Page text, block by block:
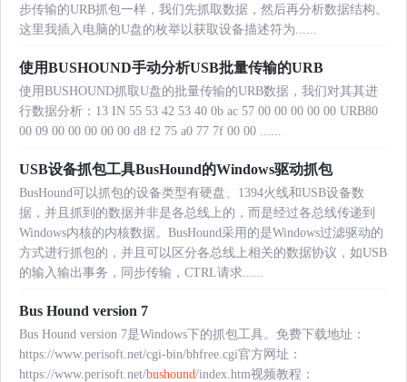
步传输的URB抓包一样，我们先抓取数据，然后再分析数据结构。
这里我插入电脑的U盘的枚举以获取设备描述符为......
使用BUSHOUND手动分析USB批量传输的URB
使用BUSHOUND抓取U盘的批量传输的URB数据，我们对其其进
行数据分析：13 IN 55 53 42 53 40 0b ac 57 00 00 00 00 00 URB80
00 09 00 00 00 00 00 d8 f2 75 a0 77 7f 00 00 ......
USB设备抓包工具BusHound的Windows驱动抓包
BusHound可以抓包的设备类型有硬盘、1394火线和USB设备数
据，并且抓到的数据并非是各总线上的，而是经过各总线传递到
Windows内核的内核数据。BusHound采用的是Windows过滤驱动的
方式进行抓包的，并且可以区分各总线上相关的数据协议，如USB
的输入输出事务，同步传输，CTRL请求......
Bus Hound version 7
Bus Hound version 7是Windows下的抓包工具。免费下载地址：
https://www.perisoft.net/cgi-bin/bhfree.cgi官方网址：
https://www.perisoft.net/bushound/index.htm视频教程：